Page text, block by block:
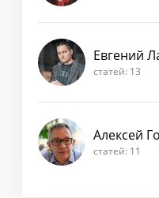
Евгений
статей: 13
Алексей
статей: 11